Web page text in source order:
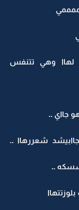
وهي تتنفس
جااي ..
شعررهاا ..
..